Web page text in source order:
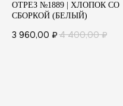
ОТРЕЗ №1889 | ХЛОПОК СО
СБОРКОЙ (БЕЛЫЙ)
3 960,00 ₽ 4 400,00 ₽